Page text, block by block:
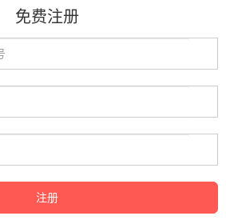
免费注册
注册